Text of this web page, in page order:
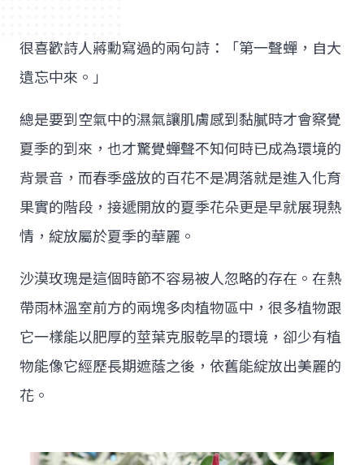
很喜歡詩人蔣勳寫過的兩句詩：「第一聲蟬，自大
遺忘中來。」
總是要到空氣中的濕氣讓肌膚感到黏膩時才會察覺
夏季的到來，也才驚覺蟬聲不知何時已成為環境的
背景音，而春季盛放的百花不是凋落就是進入化育
果實的階段，接遞開放的夏季花朵更是早就展現熱
情，綻放屬於夏季的華麗。
沙漠玫瑰是這個時節不容易被人忽略的存在。在熱
帶雨林溫室前方的兩塊多肉植物區中，很多植物跟
它一樣能以肥厚的莖葉克服乾旱的環境，卻少有植
物能像它經歷長期遮蔭之後，依舊能綻放出美麗的
花。